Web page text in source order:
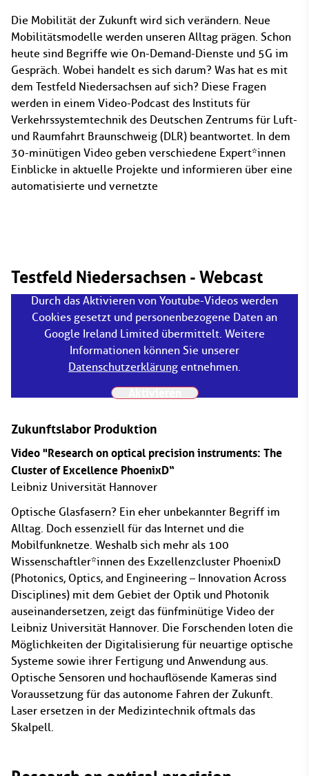
Die Mobilität der Zukunft wird sich verändern. Neue
Mobilitätsmodelle werden unseren Alltag prägen. Schon
heute sind Begriffe wie On-Demand-Dienste und 5G im
Gespräch. Wobei handelt es sich darum? Was hat es mit
dem Testfeld Niedersachsen auf sich? Diese Fragen
werden in einem Video-Podcast des Instituts für
Verkehrssystemtechnik des Deutschen Zentrums für Luft-
und Raumfahrt Braunschweig (DLR) beantwortet. In dem
30-minütigen Video geben verschiedene Expert*innen
Einblicke in aktuelle Projekte und informieren über eine
automatisierte und vernetzte
Testfeld Niedersachsen - Webcast
Durch das Aktivieren von Youtube-Videos werden
Cookies gesetzt und personenbezogene Daten an
Google Ireland Limited übermittelt. Weitere
Informationen können Sie unserer
Datenschutzerklärung entnehmen.
Zukunftslabor Produktion
Video "Research on optical precision instruments: The
Cluster of Excellence PhoenixD“
Leibniz Universität Hannover
Optische Glasfasern? Ein eher unbekannter Begriff im
Alltag. Doch essenziell für das Internet und die
Mobilfunknetze. Weshalb sich mehr als 100
Wissenschaftler*innen des Exzellenzcluster PhoenixD
(Photonics, Optics, and Engineering – Innovation Across
Disciplines) mit dem Gebiet der Optik und Photonik
auseinandersetzen, zeigt das fünfminütige Video der
Leibniz Universität Hannover. Die Forschenden loten die
Möglichkeiten der Digitalisierung für neuartige optische
Systeme sowie ihrer Fertigung und Anwendung aus.
Optische Sensoren und hochauflösende Kameras sind
Voraussetzung für das autonome Fahren der Zukunft.
Laser ersetzen in der Medizintechnik oftmals das
Skalpell.